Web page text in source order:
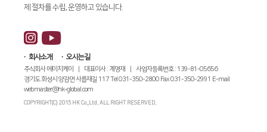
제 절차를 수립, 운영하고 있습니다.
회사소개 오시는길
주식회사 에이치케이 | 대표이사 : 계명재 | 사업자등록번호 : 139-81-05656
경기도 화성시 양감면 사릅재길 117 Tel 031-350-2800 Fax 031-350-2991 E-mail
webmaster@hk-global.com
COPYRIGHT(C) 2015 HK Co.,Ltd. ALL RIGHT RESERVED.